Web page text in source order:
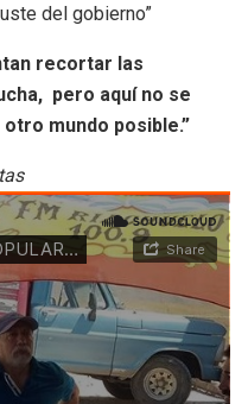
del gobierno”
recortar las
pero aquí no se
mundo posible.”